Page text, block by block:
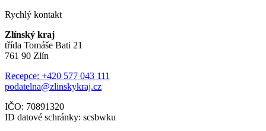
Rychlý kontakt
Zlínský kraj
třída Tomáše Bati 21
761 90 Zlín
Recepce: +420 577 043 111
podatelna@zlinskykraj.cz
IČO: 70891320
ID datové schránky: scsbwku